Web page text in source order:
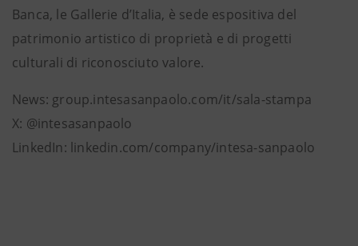
Banca, le Gallerie d’Italia, è sede espositiva del
patrimonio artistico di proprietà e di progetti
culturali di riconosciuto valore.
News: group.intesasanpaolo.com/it/sala-stampa
X: @intesasanpaolo
LinkedIn: linkedin.com/company/intesa-sanpaolo